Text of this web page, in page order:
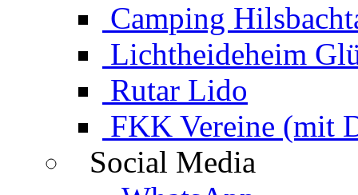
Camping
Lichtheideheim
Rutar Lido
FKK Vereine (mit
Social Media